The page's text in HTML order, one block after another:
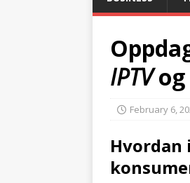
IPTVog
February 6,
Hvordan